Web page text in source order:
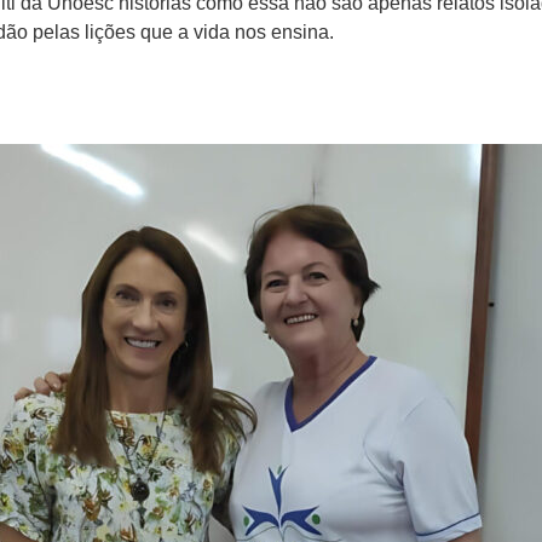
pelas lições que a vida nos ensina.